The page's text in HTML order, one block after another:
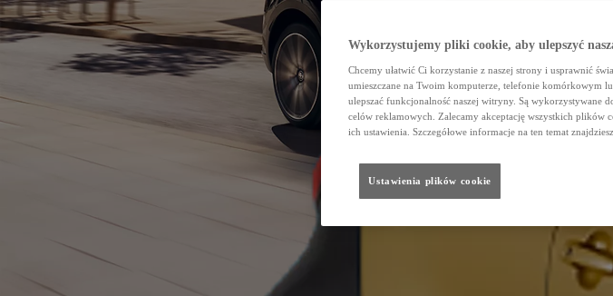
Wykorzystujemy pliki cookie, aby ulepszyć
Chcemy ułatwić Ci korzystanie z naszej strony i usprawnić
umieszczane na Twoim komputerze, telefonie komórkowym
ulepszać funkcjonalność naszej witryny. Są wykorzystywane
celów reklamowych. Zalecamy akceptację wszystkich plików
ich ustawienia. Szczegółowe informacje na ten temat
Ustawienia plików cookie